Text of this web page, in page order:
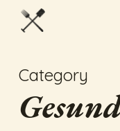
Skip
content
Category